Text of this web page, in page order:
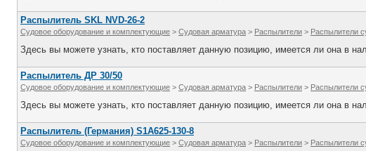
Распылитель SKL NVD-26-2
Судовое оборудование и комплектующие > Судовая арматура > Распылители > Распылители
Здесь вы можете узнать, кто поставляет данную позицию, имеется ли она в
Распылитель ДР 30/50
Судовое оборудование и комплектующие > Судовая арматура > Распылители > Распылители
Здесь вы можете узнать, кто поставляет данную позицию, имеется ли она в
Распылитель (Германия) S1A625-130-8
Судовое оборудование и комплектующие > Судовая арматура > Распылители > Распылители